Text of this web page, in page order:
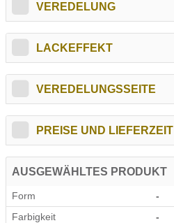
VEREDELUNG
LACKEFFEKT
VEREDELUNGSSEITE
PREISE UND LIEFERZEIT
AUSGEWÄHLTES PRODUKT
Form
-
Farbigkeit
-